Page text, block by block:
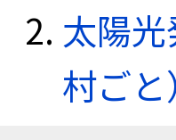
太陽
村ご